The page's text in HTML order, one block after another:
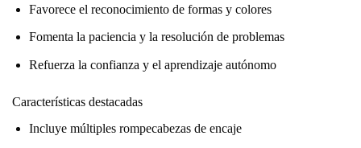
Favorece el reconocimiento de formas y colores
Fomenta la paciencia y la resolución de problemas
Refuerza la confianza y el aprendizaje autónomo
Características destacadas
Incluye múltiples rompecabezas de encaje